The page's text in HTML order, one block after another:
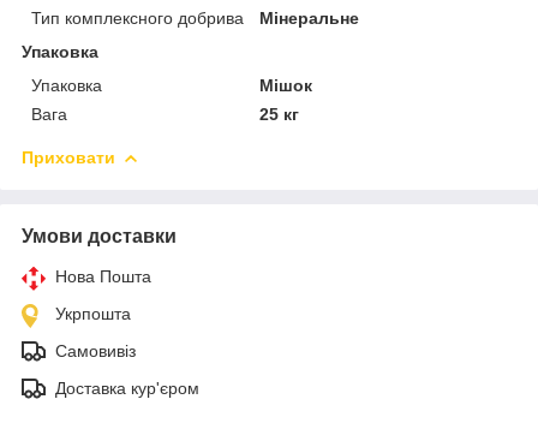
Тип комплексного добрива
Мінеральне
Упаковка
Упаковка
Мішок
Вага
25 кг
Приховати
Умови доставки
Нова Пошта
Укрпошта
Самовивіз
Доставка кур'єром